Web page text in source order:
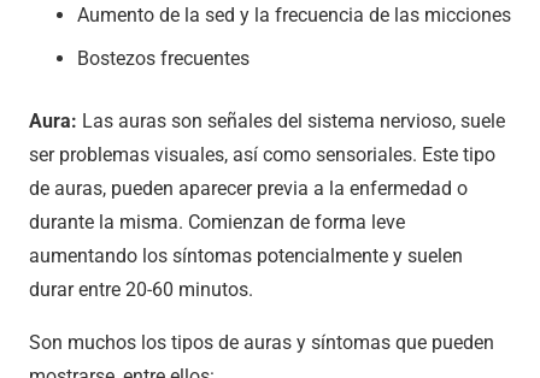
Aumento de la sed y la frecuencia de las micciones
Bostezos frecuentes
Aura: Las auras son señales del sistema nervioso, suele
ser problemas visuales, así como sensoriales. Este tipo
de auras, pueden aparecer previa a la enfermedad o
durante la misma. Comienzan de forma leve
aumentando los síntomas potencialmente y suelen
durar entre 20-60 minutos.
Son muchos los tipos de auras y síntomas que pueden